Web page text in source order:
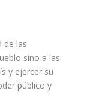
de las
sino a las
y ejercer su
público y